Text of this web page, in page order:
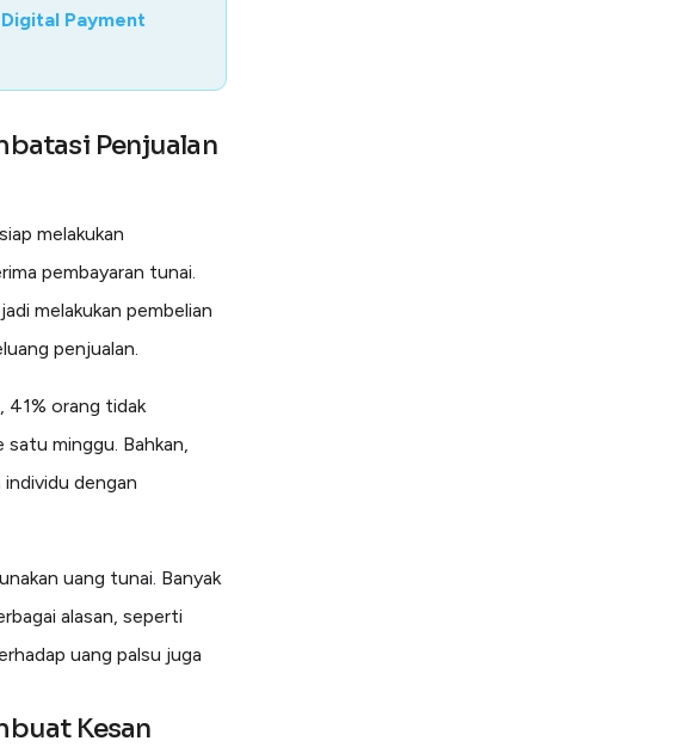
Payment
Penjualan
melakukan
pembayaran tunai.
melakukan pembelian
penjualan.
41% orang tidak
minggu. Bahkan,
dengan
uang tunai. Banyak
alasan, seperti
uang palsu juga
Kesan